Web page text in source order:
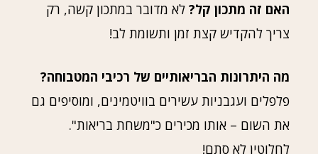
האם זה מתכון קל? לא מדובר במתכון קשה, רק
צריך להקדיש קצת זמן ותשומת לב!
מה היתרונות הבריאותיים של רכיבי המטבוחה?
פלפלים ועגבניות עשירים בוויטמינים, ומוסיפים גם
את השום – אותו מכירים כ"משחת בריאות".
לחלוטין לא סתם!